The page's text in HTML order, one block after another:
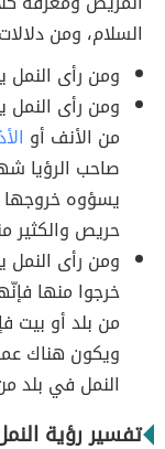
السلام، ومن
ومن رأى النمل
ومن رأى النمل
من الأنف أو
صاحب الرؤيا
يسؤوه
حريص والكثير
ومن رأى النمل
خرجوا منها
من بلد أو بيت
ويكون هناك
النمل في بلد
تفسير رؤية